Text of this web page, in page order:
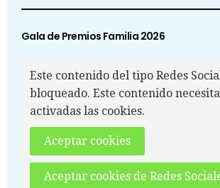
Gala de Premios Familia 2026
Este contenido del tipo Redes
bloqueado. Este contenido
activadas las cookies.
Aceptar cookies
Aceptar cookies de Redes